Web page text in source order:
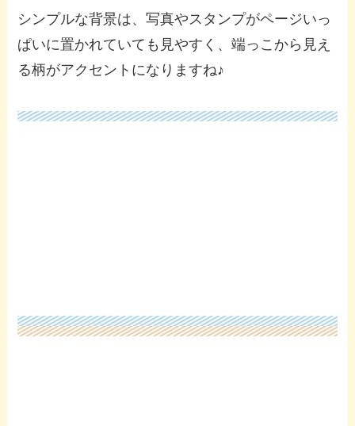
シンプルな背景は、写真やスタンプがページいっ
ぱいに置かれていても見やすく、端っこから見え
る柄がアクセントになりますね♪